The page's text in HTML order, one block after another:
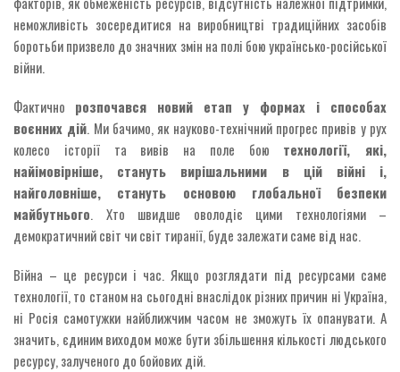
неможливість зосередитися на виробництві традиційних засобів
боротьби призвело до значних змін на полі бою українсько-російської
війни.
Фактично розпочався новий етап у формах і способах
воєнних дій. Ми бачимо, як науково-технічний прогрес привів у рух
колесо історії та вивів на поле бою технології, які,
найімовірніше, стануть вирішальними в цій війні і,
найголовніше, стануть основою глобальної безпеки
майбутнього. Хто швидше оволодіє цими технологіями –
демократичний світ чи світ тиранії, буде залежати саме від нас.
Війна – це ресурси і час. Якщо розглядати під ресурсами саме
технології, то станом на сьогодні внаслідок різних причин ні Україна,
ні Росія самотужки найближчим часом не зможуть їх опанувати. А
значить, єдиним виходом може бути збільшення кількості людського
ресурсу, залученого до бойових дій.